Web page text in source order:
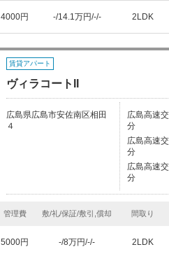
4000円 -/14.1万円/-/- 2LDK
賃貸アパート
ヴィラコートII
広島県広島市安佐南区相田
４
広島高速
分
広島高速
分
広島高速
分
管理費 敷/礼/保証/敷引,償却 間取り
5000円 -/8万円/-/- 2LDK